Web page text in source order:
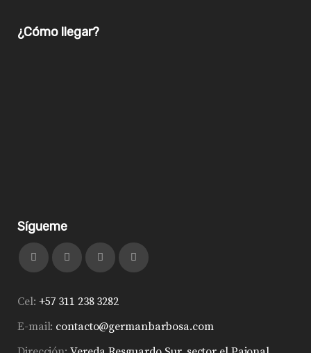
¿Cómo llegar?
Sígueme
Cel: +57 311 238 3282
E-mail: contacto@germanbarbosa.com